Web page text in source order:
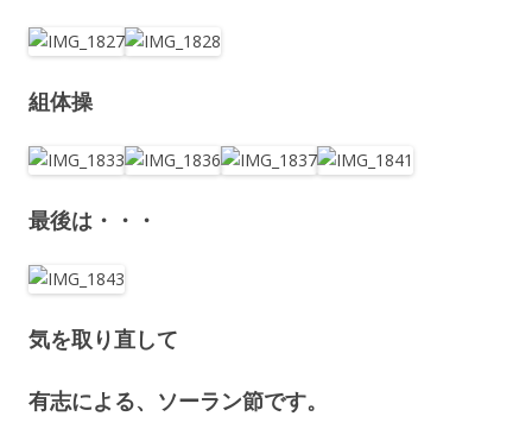
組体操
最後は・・・
気を取り直して
有志による、ソーラン節です。